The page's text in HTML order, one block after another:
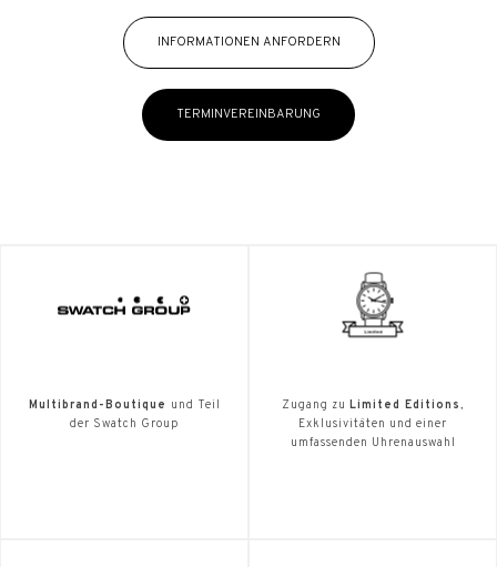
INFORMATIONEN ANFORDERN
TERMINVEREINBARUNG
Multibrand-Boutique
und Teil
der Swatch Group
Zugang zu Limited Editions,
Exklusivitäten und einer
umfassenden Uhrenauswahl